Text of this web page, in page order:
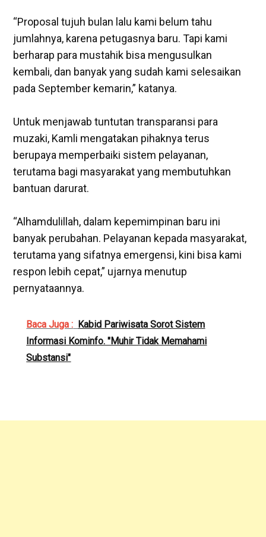
“Proposal tujuh bulan lalu kami belum tahu
jumlahnya, karena petugasnya baru. Tapi kami
berharap para mustahik bisa mengusulkan
kembali, dan banyak yang sudah kami selesaikan
pada September kemarin,” katanya.
‎Untuk menjawab tuntutan transparansi para
muzaki, Kamli mengatakan pihaknya terus
berupaya memperbaiki sistem pelayanan,
terutama bagi masyarakat yang membutuhkan
bantuan darurat.
‎“Alhamdulillah, dalam kepemimpinan baru ini
banyak perubahan. Pelayanan kepada masyarakat,
terutama yang sifatnya emergensi, kini bisa kami
respon lebih cepat,” ujarnya menutup
pernyataannya.
Baca Juga : Kabid Pariwisata Sorot Sistem
Informasi Kominfo. "Muhir Tidak Memahami
Substansi"